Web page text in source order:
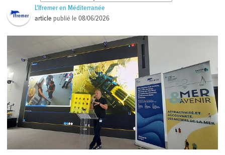
L'Ifremer en Méditerranée
article publié le08/06/2026